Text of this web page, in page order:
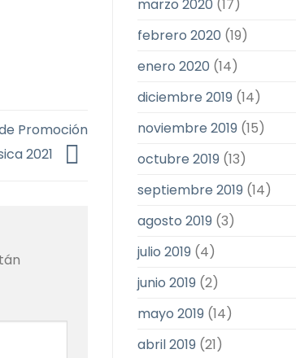
Promoción
2021
marzo 2020 (17)
febrero 2020 (19)
enero 2020 (14)
diciembre 2019 (14)
noviembre 2019 (15)
octubre 2019 (13)
septiembre 2019 (14)
agosto 2019 (3)
julio 2019 (4)
junio 2019 (2)
mayo 2019 (14)
abril 2019 (21)